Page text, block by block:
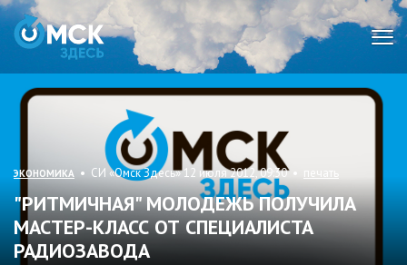
ЭКОНОМИКА • СИ «Омск Здесь» 12 июля 2012, 09:30 • печать
"РИТМИЧНАЯ" МОЛОДЕЖЬ ПОЛУЧИЛА
МАСТЕР-КЛАСС ОТ СПЕЦИАЛИСТА
РАДИОЗАВОДА